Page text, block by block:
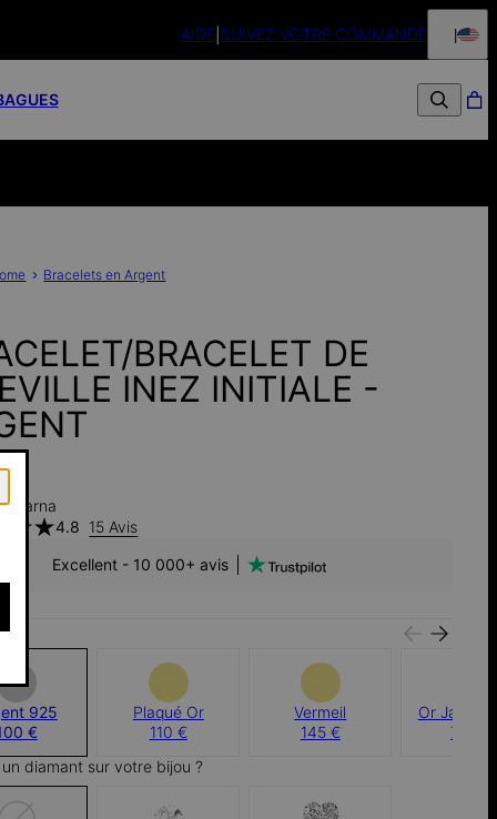
Retours
AIDE SUIVEZ VOTRE COMMANDE
Bracelets en Argent
BRACELET DE
INEZ INITIALE -
Klarna
4.8 15 Avis
Excellent - 10 000+ avis
925
€
Plaqué Or
110 €
Vermeil
145 €
Or Jaune
700 €
diamant sur votre bijou ?